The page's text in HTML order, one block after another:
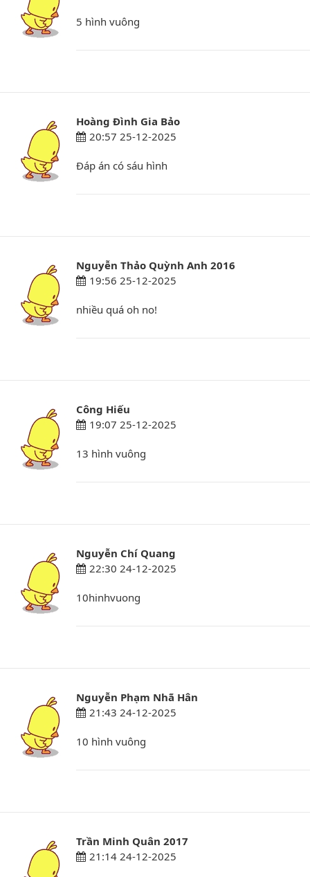
5 hình vuông
Hoàng Đình Gia Bảo
20:57 25-12-2025
Đáp án có sáu hình
Nguyễn Thảo Quỳnh Anh 2016
19:56 25-12-2025
nhiều quá oh no!
Công Hiếu
19:07 25-12-2025
13 hình vuông
Nguyễn Chí Quang
22:30 24-12-2025
10hinhvuong
Nguyễn Phạm Nhã Hân
21:43 24-12-2025
10 hình vuông
Trần Minh Quân 2017
21:14 24-12-2025